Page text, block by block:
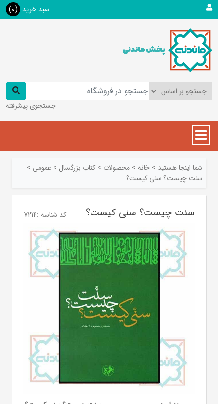
سبد خرید (0)
جستجوی پیشرفته
شما اینجا هستید > خانه > محصولات > کتاب بزرگسال > عمومی >
سنت چیست؟ سنی کیست؟
سنت چیست؟ سنی کیست؟ کد شناسه :7214